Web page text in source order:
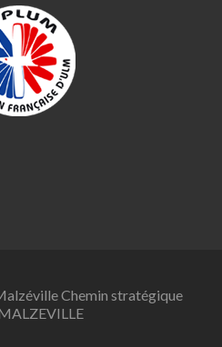
Chemin stratégique